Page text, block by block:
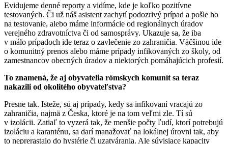
Evidujeme denné reporty a vidíme, kde je koľko pozitívne
testovaných. Či už náš asistent zachytí podozrivý prípad a pošle ho
na testovanie, alebo máme informácie od regionálnych úradov
verejného zdravotníctva či od samosprávy. Ukazuje sa, že iba
v málo prípadoch ide teraz o zavlečenie zo zahraničia. Väčšinou ide
o komunitný prenos alebo máme prípady infikovaných zo školy, od
zamestnancov obecných úradov a niektorých pomáhajúcich profesií.
To znamená, že aj obyvatelia rómskych komunít sa teraz
nakazili od okolitého obyvateľstva?
Presne tak. Isteže, sú aj prípady, kedy sa infikovaní vracajú zo
zahraničia, najmä z Česka, ktoré je na tom veľmi zle. Tí sú
v izolácii. Zatiaľ to vyzerá tak, že menšie počty ľudí, ktorí potrebujú
izoláciu a karanténu, sa darí manažovať na lokálnej úrovni tak, aby
to neprerastalo do hystérie či uzatvárania. Ale súvisiace kapacity